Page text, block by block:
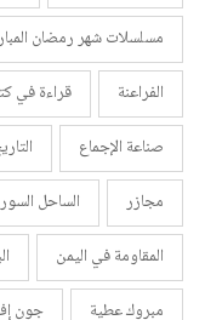
مسلسلات شهر رمضان
الفراعنة
قراءة في
صناعة الإجماع
مجازر
الساحل
المقاومة في اليمن
مبروك عطية
جون